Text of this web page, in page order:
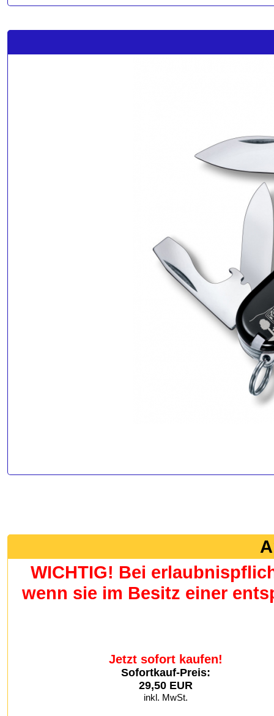
WICHTIG! Bei
wenn sie im Besitz einer
Jetzt sofort kaufen!
Sofortkauf-Preis:
29,50 EUR
inkl. MwSt.